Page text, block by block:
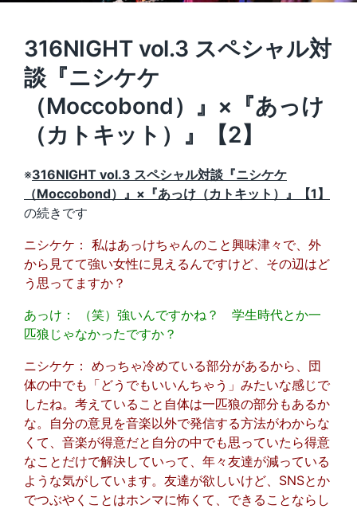
316NIGHT vol.3 スペシャル対
談『ニシケケ
（Moccobond）』×『あっけ
（カトキット）』【2】
※316NIGHT vol.3 スペシャル対談『ニシケケ
（Moccobond）』×『あっけ（カトキット）』【1】
の続きです
ニシケケ： 私はあっけちゃんのこと興味津々で、外
から見てて強い女性に見えるんですけど、その辺はど
う思ってますか？
あっけ： （笑）強いんですかね？ 学生時代とか一
匹狼じゃなかったですか？
ニシケケ： めっちゃ冷めている部分があるから、団
体の中でも「どうでもいいんちゃう」みたいな感じで
したね。考えていること自体は一匹狼の部分もあるか
な。自分の意見を音楽以外で発信する方法がわからな
くて、音楽が得意だと自分の中でも思っていたら得意
なことだけで解決していって、年々友達が減っている
ような気がしています。友達が欲しいけど、SNSとか
でつぶやくことはホンマに怖くて、できることならし